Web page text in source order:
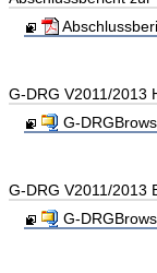
G-DRG V2011/2013
G-
G-DRG V2011/2013
G-